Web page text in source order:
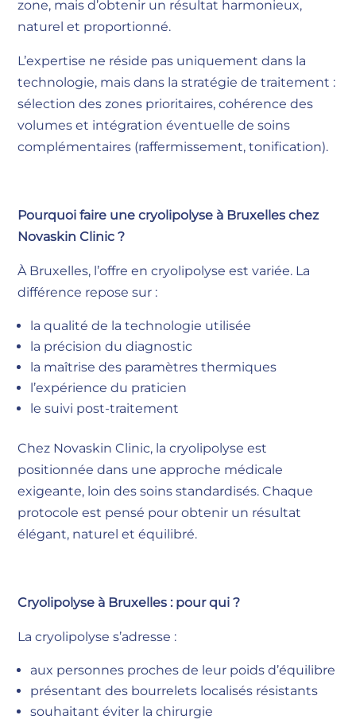
zone, mais d’obtenir un résultat harmonieux,
naturel et proportionné.
L’expertise ne réside pas uniquement dans la
technologie, mais dans la stratégie de traitement :
sélection des zones prioritaires, cohérence des
volumes et intégration éventuelle de soins
complémentaires (raffermissement, tonification).
Pourquoi faire une cryolipolyse à Bruxelles chez
Novaskin Clinic ?
À Bruxelles, l’offre en cryolipolyse est variée. La
différence repose sur :
la qualité de la technologie utilisée
la précision du diagnostic
la maîtrise des paramètres thermiques
l’expérience du praticien
le suivi post-traitement
Chez Novaskin Clinic, la cryolipolyse est
positionnée dans une approche médicale
exigeante, loin des soins standardisés. Chaque
protocole est pensé pour obtenir un résultat
élégant, naturel et équilibré.
Cryolipolyse à Bruxelles : pour qui ?
La cryolipolyse s’adresse :
aux personnes proches de leur poids d’équilibre
présentant des bourrelets localisés résistants
souhaitant éviter la chirurgie